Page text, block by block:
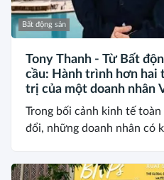
Bất động sản
Tony Thanh - Từ Bất
cầu: Hành trình hơn hai
trị của một doanh nhân
Trong bối cảnh kinh tế
đổi, những doanh nhân có